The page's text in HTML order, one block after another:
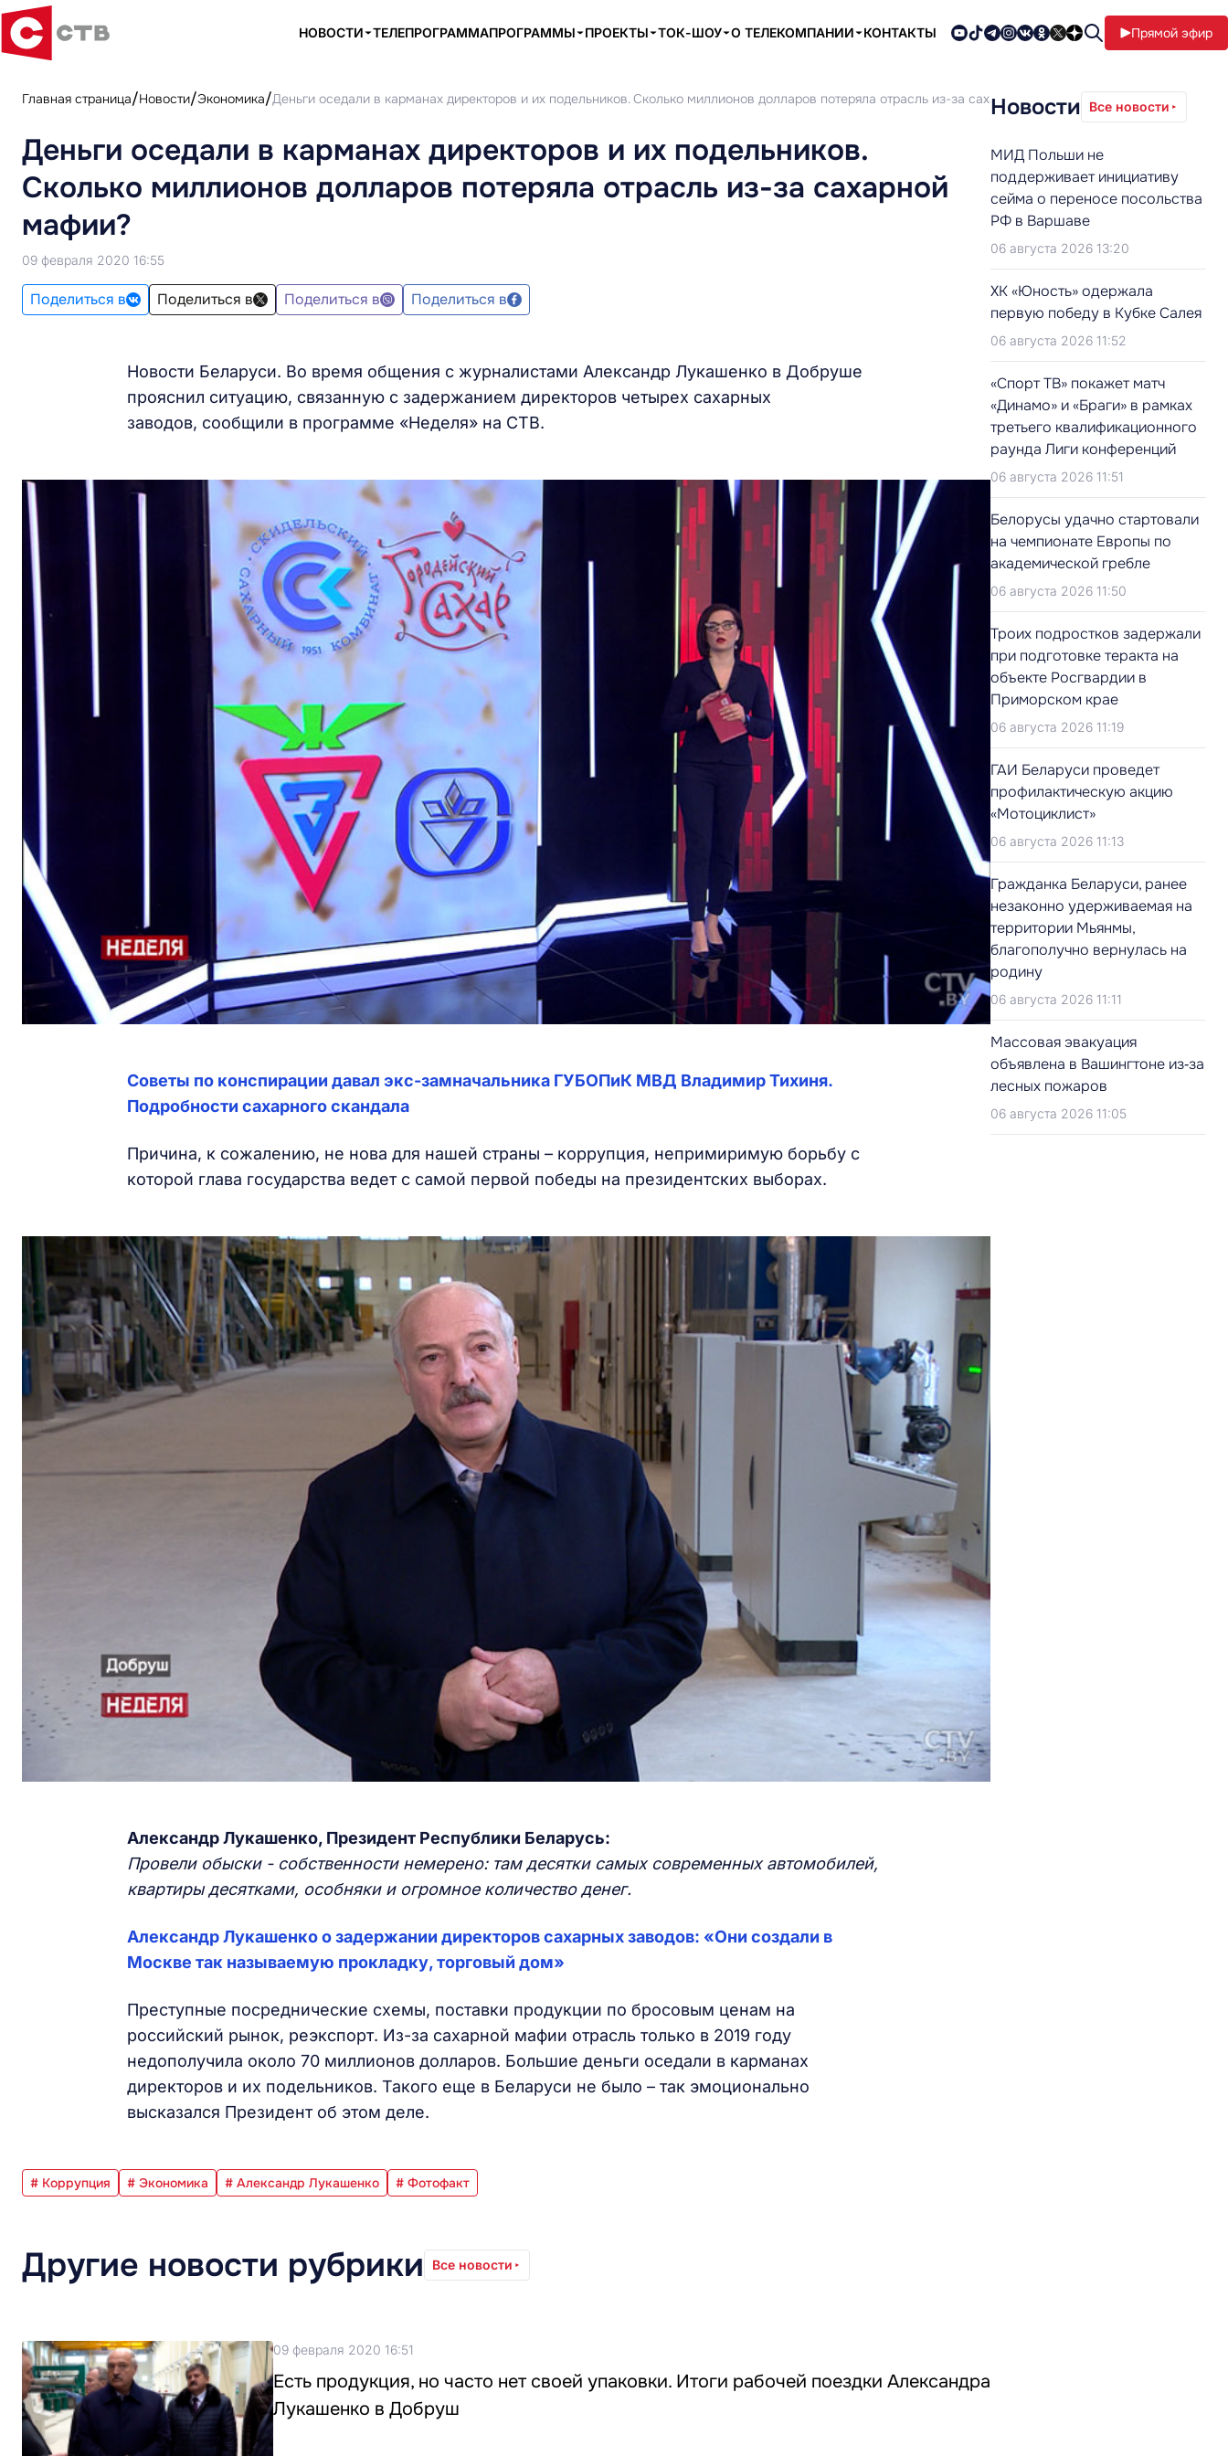
НОВОСТИ ТЕЛЕПРОГРАММАПРОГРАММЫ ПРОЕКТЫ ТОК-ШОУ О ТЕЛЕКОМПАНИИ КОНТАКТЫ Прямой эфир
Главная страница Новости Экономика Деньги оседали в карманах директоров и их подельников. Сколько миллионов долларов потеряла отрасль из-за сахарной мафии?
Деньги оседали в карманах директоров и их подельников.
Сколько миллионов долларов потеряла отрасль из-за сахарной
мафии?
09 февраля 2020 16:55
Поделиться в Поделиться в Поделиться в Поделиться в
Новости Беларуси. Во время общения с журналистами Александр Лукашенко в Добруше
прояснил ситуацию, связанную с задержанием директоров четырех сахарных
заводов, сообщили в программе «Неделя» на СТВ.
Советы по конспирации давал экс-замначальника ГУБОПиК МВД Владимир Тихиня.
Подробности сахарного скандала
Причина, к сожалению, не нова для нашей страны – коррупция, непримиримую борьбу с
которой глава государства ведет с самой первой победы на президентских выборах.
Александр Лукашенко, Президент Республики Беларусь:
Провели обыски - собственности немерено: там десятки самых современных автомобилей,
квартиры десятками, особняки и огромное количество денег.
Александр Лукашенко о задержании директоров сахарных заводов: «Они создали в
Москве так называемую прокладку, торговый дом»
Преступные посреднические схемы, поставки продукции по бросовым ценам на
российский рынок, реэкспорт. Из-за сахарной мафии отрасль только в 2019 году
недополучила около 70 миллионов долларов. Большие деньги оседали в карманах
директоров и их подельников. Такого еще в Беларуси не было – так эмоционально
высказался Президент об этом деле.
# Коррупция # Экономика # Александр Лукашенко # Фотофакт
Другие новости рубрики Все новости
09 февраля 2020 16:51
Есть продукция, но часто нет своей упаковки. Итоги рабочей поездки Александра
Лукашенко в Добруш
Новости Все новости
МИД Польши не
поддерживает инициативу
сейма о переносе посольства
РФ в Варшаве
06 августа 2026 13:20
ХК «Юность» одержала
первую победу в Кубке Салея
06 августа 2026 11:52
«Спорт ТВ» покажет матч
«Динамо» и «Браги» в рамках
третьего квалификационного
раунда Лиги конференций
06 августа 2026 11:51
Белорусы удачно стартовали
на чемпионате Европы по
академической гребле
06 августа 2026 11:50
Троих подростков задержали
при подготовке теракта на
объекте Росгвардии в
Приморском крае
06 августа 2026 11:19
ГАИ Беларуси проведет
профилактическую акцию
«Мотоциклист»
06 августа 2026 11:13
Гражданка Беларуси, ранее
незаконно удерживаемая на
территории Мьянмы,
благополучно вернулась на
родину
06 августа 2026 11:11
Массовая эвакуация
объявлена в Вашингтоне из‑за
лесных пожаров
06 августа 2026 11:05